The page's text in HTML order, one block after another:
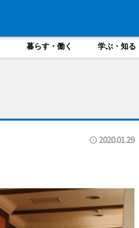
暮らす・働く 学ぶ・知る
2020.01.29